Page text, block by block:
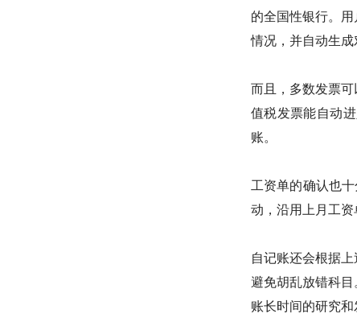
的全国性银行。
情况，并自动生成
而且，多数发票
值税发票能自动
账。
工资单的确认也
动，沿用上月工资
自记账还会根据
避免胡乱放错科
账长时间的研究和